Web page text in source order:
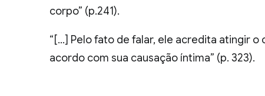
corpo” (p.241).
“[…] Pelo fato de falar, ele acredita atingir
acordo com sua causação íntima” (p. 323).